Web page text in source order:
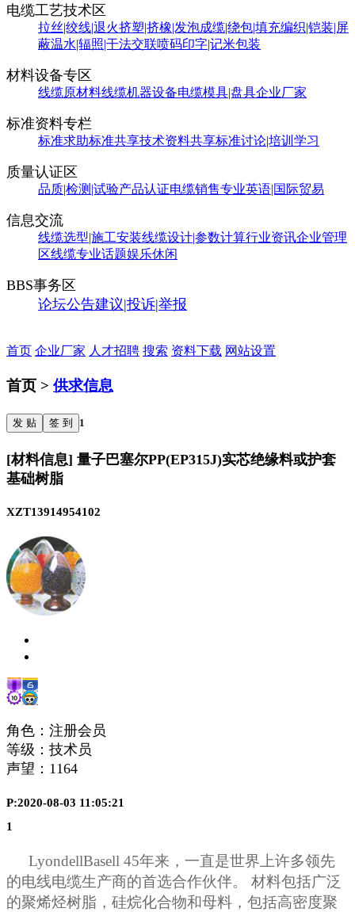
电缆工艺技术区
拉丝|绞线|退火挤塑|挤橡|发泡成缆|绕包|填充编织|铠装|屏
蔽温水|辐照|干法交联喷码印字|记米包装
材料设备专区
线缆原材料线缆机器设备电缆模具|盘具企业厂家
标准资料专栏
标准求助标准共享技术资料共享标准讨论|培训学习
质量认证区
品质|检测|试验产品认证电缆销售专业英语|国际贸易
信息交流
线缆选型|施工安装线缆设计|参数计算行业资讯企业管理
区线缆专业话题娱乐休闲
BBS事务区
论坛公告建议|投诉|举报
首页 企业厂家 人才招聘 搜索 资料下载 网站设置
首页 > 供求信息
发 贴 签 到 1
[材料信息] 量子巴塞尔PP(EP315J)实芯绝缘料或护套
基础树脂
XZT13914954102
角色：注册会员
等级：技术员
声望： 1164
P:2020-08-03 11:05:21
1
LyondellBasell 45年来，一直是世界上许多领先
的电线电缆生产商的首选合作伙伴。 材料包括广泛
的聚烯烃树脂，硅烷化合物和母料，包括高密度聚